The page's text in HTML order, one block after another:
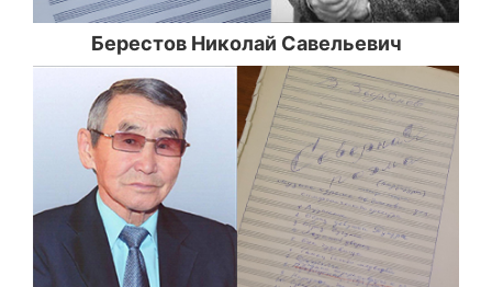
Берестов Николай Савельевич